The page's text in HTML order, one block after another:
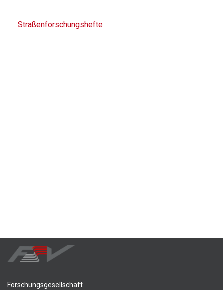
Straßenforschungshefte
Forschungsgesellschaft